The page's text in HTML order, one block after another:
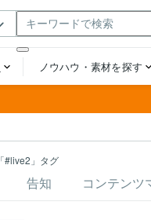
「#live2」タグ
告知 コンテンツ